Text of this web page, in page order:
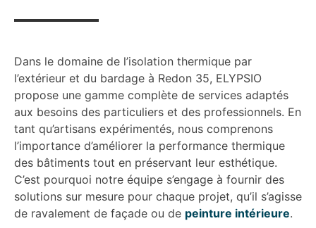
Dans le domaine de l’isolation thermique par
l’extérieur et du bardage à Redon 35, ELYPSIO
propose une gamme complète de services adaptés
aux besoins des particuliers et des professionnels. En
tant qu’artisans expérimentés, nous comprenons
l’importance d’améliorer la performance thermique
des bâtiments tout en préservant leur esthétique.
C’est pourquoi notre équipe s’engage à fournir des
solutions sur mesure pour chaque projet, qu’il s’agisse
de ravalement de façade ou de peinture intérieure.